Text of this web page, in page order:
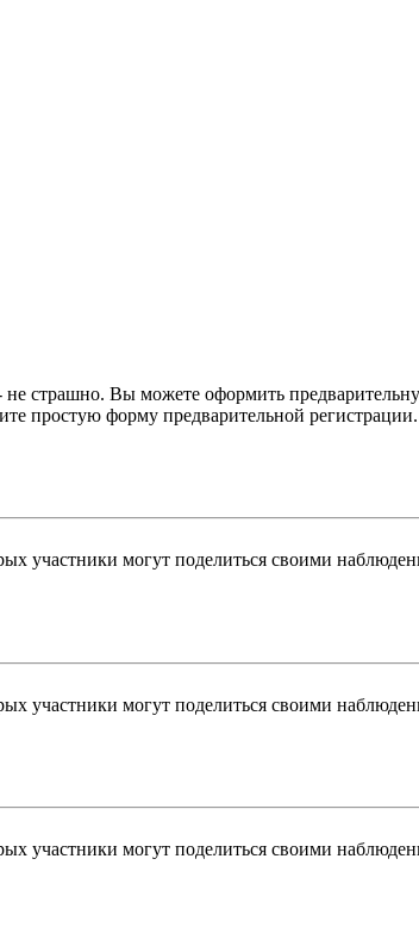
страшно. Вы можете оформить
простую форму предварительной регистрации.
участники могут поделиться своими
участники могут поделиться своими
участники могут поделиться своими